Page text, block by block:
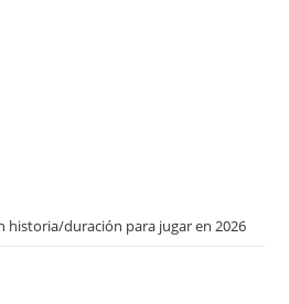
historia/duración para jugar en 2026